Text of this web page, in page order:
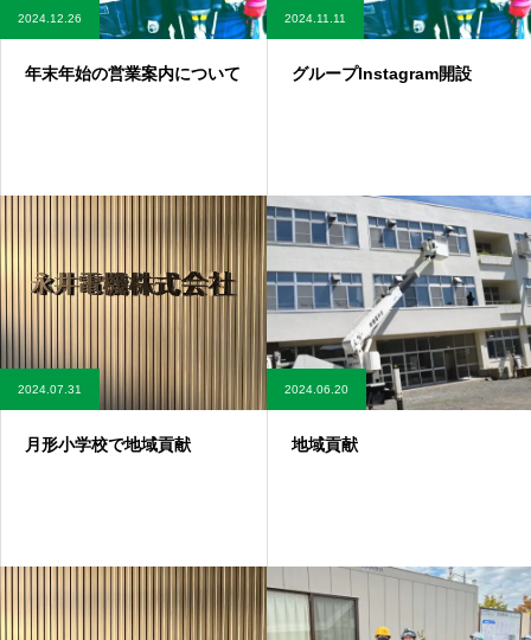
2024.12.26
年末年始の営業案内について
2024.11.11
グループInstagram開設
2024.07.31
月形小学校で地域貢献
2024.06.20
地域貢献